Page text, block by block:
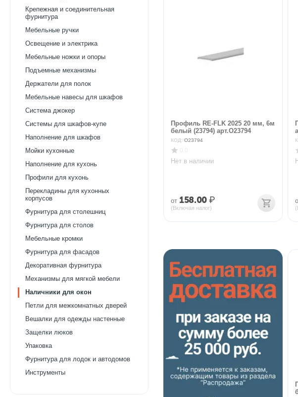
Профиль RE-FLK 2025 20 мм, 6м
белый (23794) арт.O23794
КОД: O23794
Нет в наличии
от 158.00₽
(Включая налог)
Крепежная и соединительная
фурнитура
Мебельные ручки
Освещение и электрика
Мебельные ножки и опоры
Подъемные механизмы
Держатели для полок
Мебельные навесы для шкафов
Система джокер
Системы для шкафов-купе
Наполнение для шкафов
Мойки кухонные
Наполнение для кухонь
Профили для кухонь
Перекладины для кухонных
корпусов
Фурнитура для столешниц
Фурнитура для столов
Мебельные кромки
Фурнитура для фасадов
Декоративная фурнитура
Механизмы для мягкой мебели
Наличники для окон
Петли для межкомнатных дверей
Вешалки для одежды настенные
Защелки люков
Упаковка
Фурнитура для лодок и автодомов
Инструменты